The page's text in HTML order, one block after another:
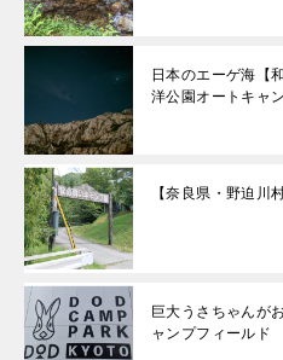
日本のエーゲ海【
洋公園オートキャ
【奈良県・野迫川
巨大うさちゃんが
ャンプフィールド